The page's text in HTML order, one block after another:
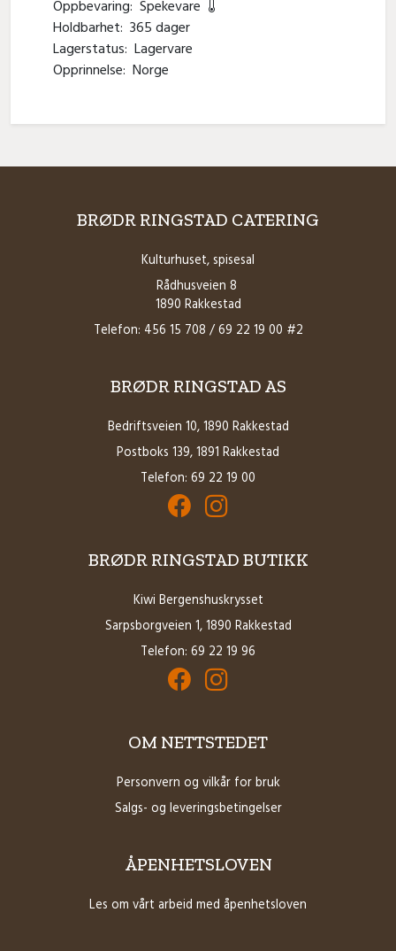
Oppbevaring: Spekevare
Holdbarhet: 365 dager
Lagerstatus: Lagervare
Opprinnelse: Norge
BRØDR RINGSTAD CATERING
Kulturhuset, spisesal
Rådhusveien 8
1890 Rakkestad
Telefon: 456 15 708 / 69 22 19 00 #2
BRØDR RINGSTAD AS
Bedriftsveien 10, 1890 Rakkestad
Postboks 139, 1891 Rakkestad
Telefon: 69 22 19 00
BRØDR RINGSTAD BUTIKK
Kiwi Bergenshuskrysset
Sarpsborgveien 1, 1890 Rakkestad
Telefon: 69 22 19 96
OM NETTSTEDET
Personvern og vilkår for bruk
Salgs- og leveringsbetingelser
ÅPENHETSLOVEN
Les om vårt arbeid med åpenhetsloven